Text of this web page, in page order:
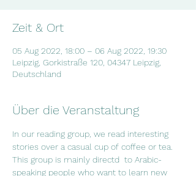
Zeit & Ort
05 Aug 2022, 18:00 – 06 Aug 2022, 19:30
Leipzig, Gorkistraße 120, 04347 Leipzig,
Deutschland
Über die Veranstaltung
In our reading group, we read interesting
stories over a casual cup of coffee or tea.
This group is mainly directd  to Arabic-
speaking people who want to learn new